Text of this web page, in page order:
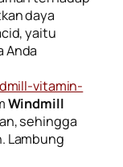
daya
yaitu
Anda
vitamin-
Windmill
sehingga
Lambung